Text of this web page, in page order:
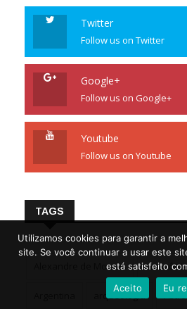
Twitter
Follow us on Twitter
Google+
Follow us on Google+
Youtube
Follow us on Youtube
TAGS
Alexandre de Moraes amazônia
arqueologia
Utilizamos cookies para garantir a
site. Se você continuar a usar este
está satisfeito
Aceito
Eu